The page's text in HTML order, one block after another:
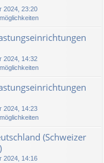
2024, 23:20
2024, 14:32
2024, 14:23
(Schweizer
2024, 14:16